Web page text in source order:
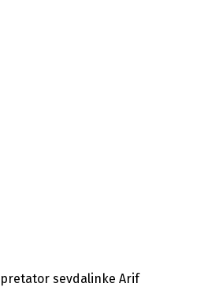
sevdalinke Arif